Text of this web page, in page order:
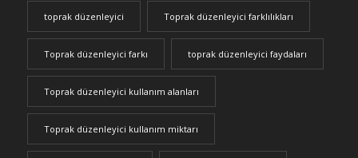
toprak düzenleyici Toprak düzenleyici farklılıkları
Toprak düzenleyici farkı toprak düzenleyici faydaları
Toprak düzenleyici kullanım alanları
Toprak düzenleyici kullanım miktarı